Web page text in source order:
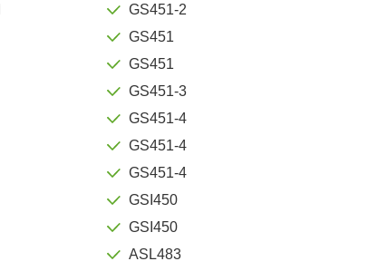
GS451-2
GS451
GS451
GS451-3
GS451-4
GS451-4
GS451-4
GSI450
GSI450
ASL483